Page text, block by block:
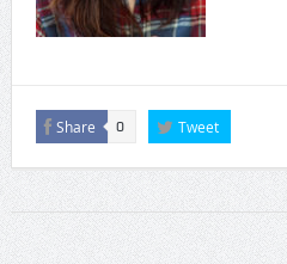
Share 0 Tweet